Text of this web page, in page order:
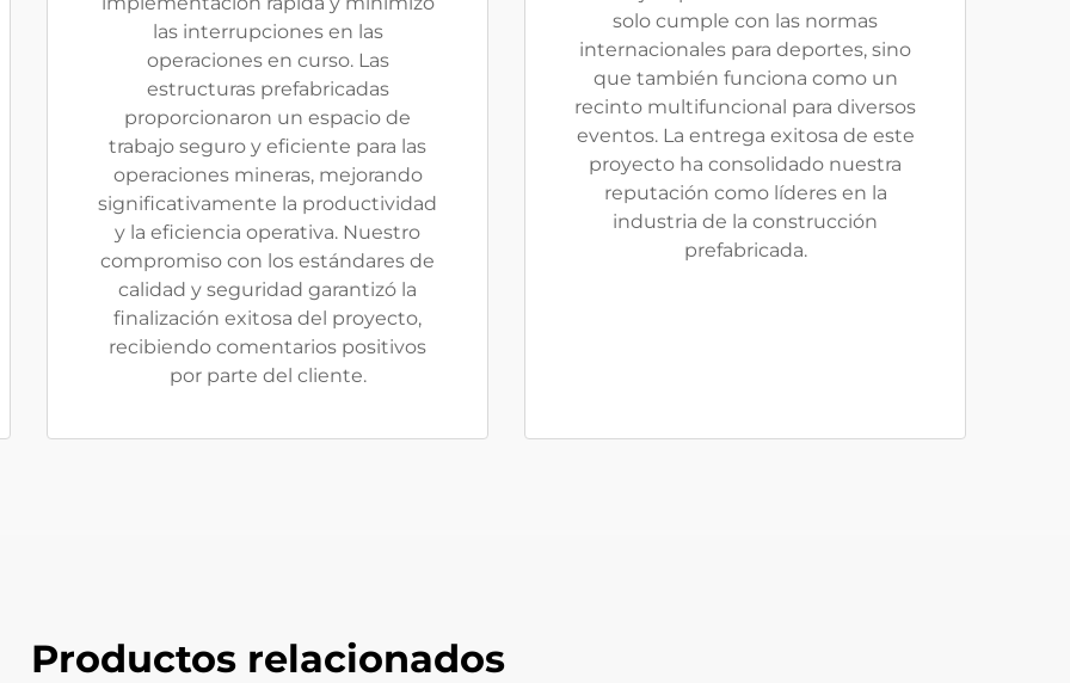
las interrupciones en las
operaciones en curso. Las
estructuras prefabricadas
proporcionaron un espacio de
trabajo seguro y eficiente para las
operaciones mineras, mejorando
significativamente la productividad
y la eficiencia operativa. Nuestro
compromiso con los estándares de
calidad y seguridad garantizó la
finalización exitosa del proyecto,
recibiendo comentarios positivos
por parte del cliente.
solo cumple con las normas
internacionales para deportes, sino
que también funciona como un
recinto multifuncional para diversos
eventos. La entrega exitosa de este
proyecto ha consolidado nuestra
reputación como líderes en la
industria de la construcción
prefabricada.
Productos relacionados